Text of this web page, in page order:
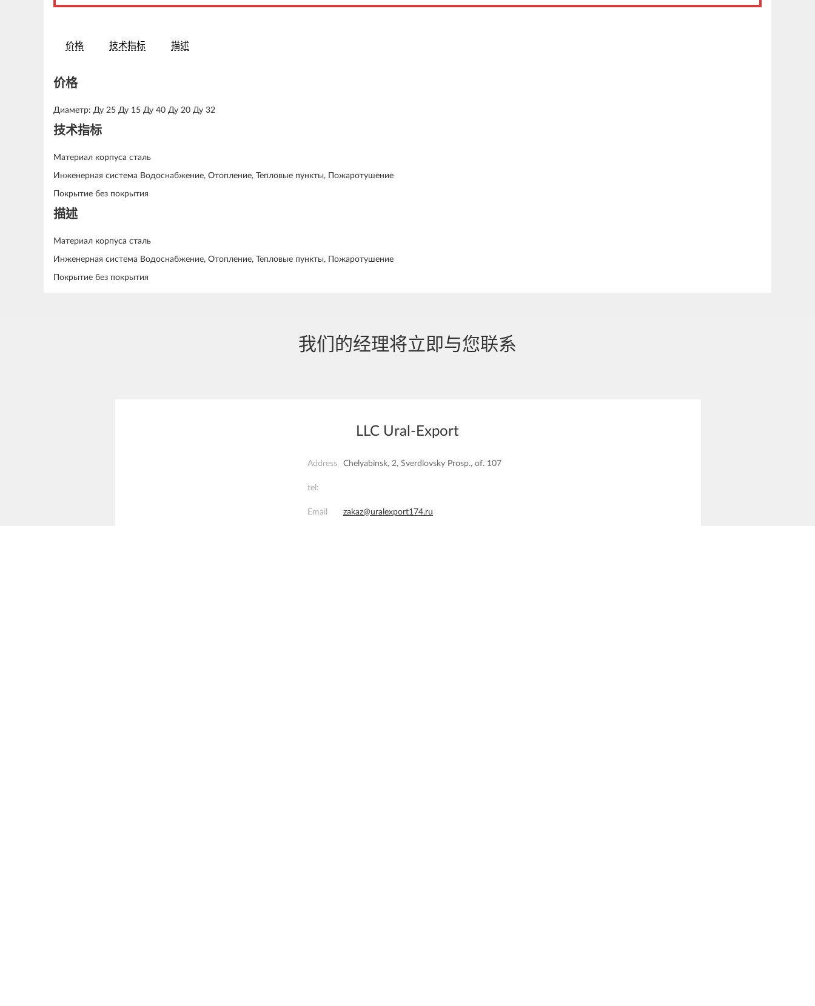
价格 技术指标 描述
价格
Диаметр: Ду 25 Ду 15 Ду 40 Ду 20 Ду 32
技术指标
Материал корпуса сталь
Инженерная система Водоснабжение, Отопление, Тепловые пункты, Пожаротушение
Покрытие без покрытия
描述
Материал корпуса сталь
Инженерная система Водоснабжение, Отопление, Тепловые пункты, Пожаротушение
Покрытие без покрытия
我们的经理将立即与您联系
LLC Ural-Export
Address Chelyabinsk, 2, Sverdlovsky Prosp., of. 107
tel:
Email zakaz@uralexport174.ru